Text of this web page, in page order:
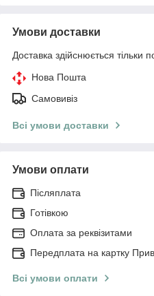
Умови доставки
Доставка здійснюється тільки
Нова Пошта
Самовивіз
Всі умови доставки
Умови оплати
Післяплата
Готівкою
Оплата за реквізитами
Передплата на картку
Всі умови оплати